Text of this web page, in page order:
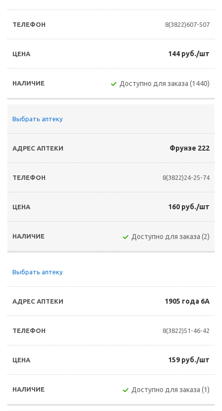
8(3822)607-507
144 руб./шт
Доступно для заказа (1440)
Выбрать аптеку
Фрунзе 222
8(3822)24-25-74
160 руб./шт
Доступно для заказа (2)
Выбрать аптеку
1905 года 6А
8(3822)51-46-42
159 руб./шт
Доступно для заказа (1)